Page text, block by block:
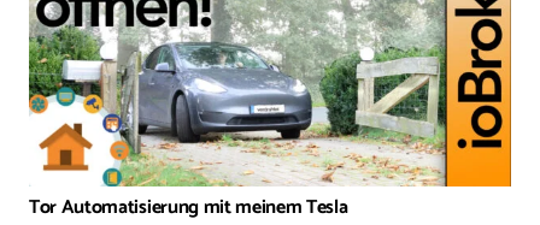
Tor Automatisierung mit meinem Tesla